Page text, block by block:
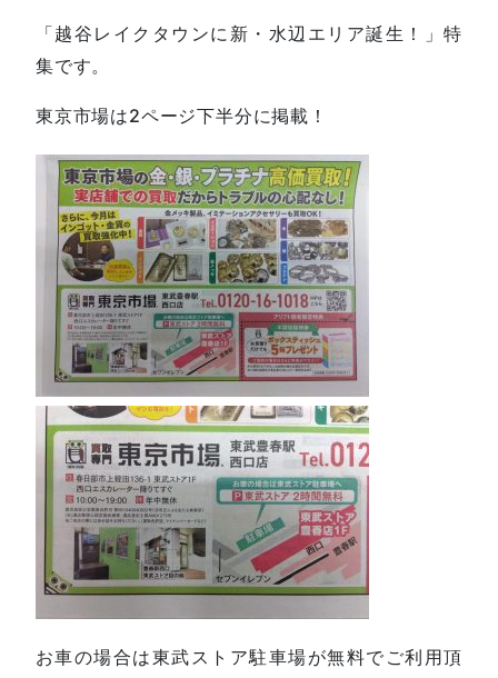
「越谷レイクタウンに新・水辺エリア誕生！」特
集です。
東京市場は2ページ下半分に掲載！
お車の場合は東武ストア駐車場が無料でご利用頂